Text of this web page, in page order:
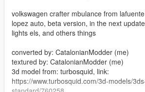
volkswagen crafter mbulance from
lopez auto, beta version, in the next
lights els, and others things
converted by: CatalonianModder (me)
textured by: CatalonianModder (me)
3d model from: turbosquid, link:
https://www.turbosquid.com/3d-models/